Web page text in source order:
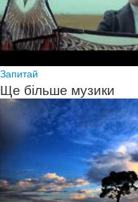
Запитай
Ще більше музики